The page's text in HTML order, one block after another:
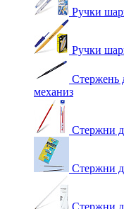
Ручки
Ручки
Стержень
механиз
Стержни
Стержни
Стержни